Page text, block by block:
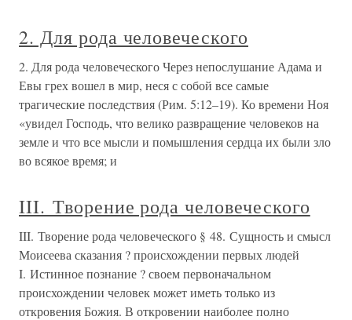
2. Для рода человеческого
2. Для рода человеческого Через непослушание Адама и
Евы грех вошел в мир, неся с собой все самые
трагические последствия (Рим. 5:12–19). Ко времени Ноя
«увидел Господь, что велико развращение человеков на
земле и что все мысли и помышления сердца их были зло
во всякое время; и
III. Творение рода человеческого
III. Творение рода человеческого § 48. Сущность и смысл
Моисеева сказания ? происхождении первых людей
I. Истинное познание ? своем первоначальном
происхождении человек может иметь только из
откровения Божия. В откровении наиболее полно